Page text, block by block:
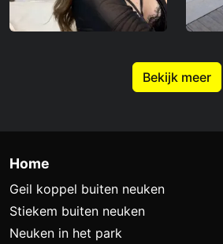
Bekijk meer
Home
Geil koppel buiten neuken
Stiekem buiten neuken
Neuken in het park